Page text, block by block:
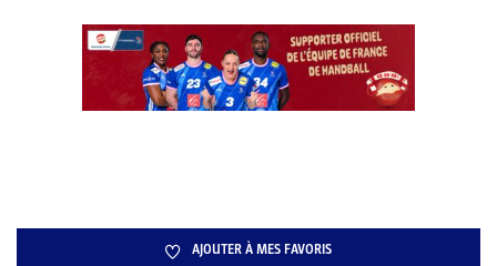
AJOUTER À MES FAVORIS